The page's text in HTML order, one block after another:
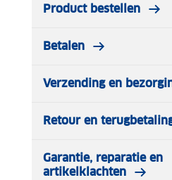
Product bestellen
Betalen
Verzending en
Retour en
Garantie, reparatie en
artikelklachten